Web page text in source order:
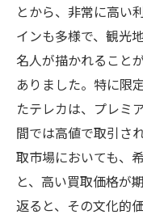
買取店との
静岡のテレカ
アップ
テレカ買取
相場情報を
静岡地域の
テレカの状
事前調査が
とから、非常に高い
インも多様で、観光
名人が描かれること
ありました。特に限
たテレカは、プレミ
間では高値で取引さ
取市場においても、
と、高い買取価格が
返ると、その文化的